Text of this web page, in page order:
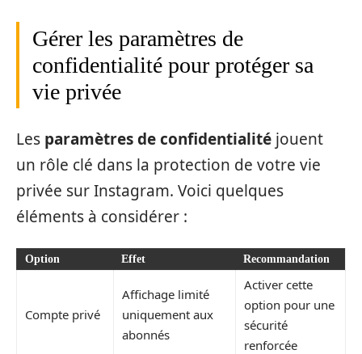
Gérer les paramètres de
confidentialité pour protéger sa
vie privée
Les paramètres de confidentialité jouent
un rôle clé dans la protection de votre vie
privée sur Instagram. Voici quelques
éléments à considérer :
Option Effet Recommandation
Compte privé
Affichage limité
uniquement aux
abonnés
Activer cette
option pour une
sécurité
renforcée